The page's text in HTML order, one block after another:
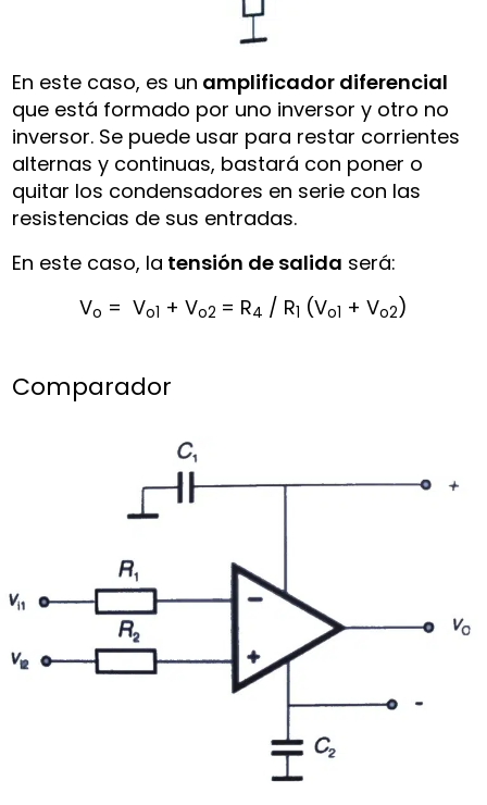
En este caso, es un amplificador diferencial
que está formado por uno inversor y otro no
inversor. Se puede usar para restar corrientes
alternas y continuas, bastará con poner o
quitar los condensadores en serie con las
resistencias de sus entradas.
En este caso, la tensión de salida será:
Vo = Vo1 + Vo2 = R4 / R1 (Vo1 + Vo2)
Comparador